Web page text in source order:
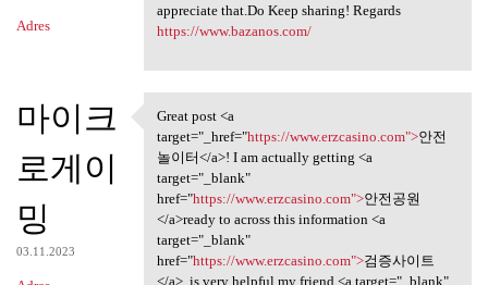
Adres
appreciate that.Do Keep sharing! Regards
https://www.bazanos.com/
마이크
로게이
밍
03.11.2023
Great post <a target="_href=
Great post <a
target="_href="https://www.erzcasino.com">안전
놀이터</a>! I am actually getting <a
target="_blank"
href="https://www.erzcasino.com">안전공원
</a>ready to across this information <a
target="_blank"
href="https://www.erzcasino.com">검증사이트
</a>, is very helpful my friend <a target="_blank"